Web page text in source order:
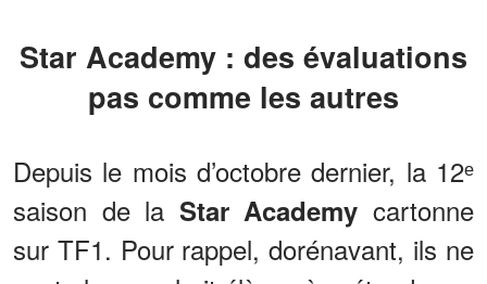
Star Academy : des évaluations
pas comme les autres
Depuis le mois d’octobre dernier, la 12ᵉ
saison de la Star Academy cartonne
sur TF1. Pour rappel, dorénavant, ils ne